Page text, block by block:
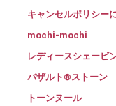
キャンセルポリシー
mochi-mochi
レディースシェービ
バザルト®ストーン
トーンヌール